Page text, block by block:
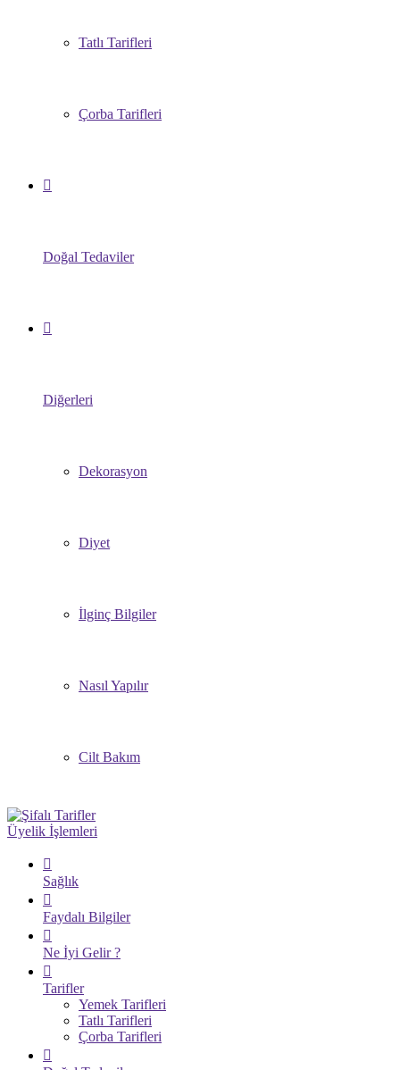
Tatlı Tarifleri
Çorba Tarifleri
Doğal Tedaviler
Diğerleri
Dekorasyon
Diyet
İlginç Bilgiler
Nasıl Yapılır
Cilt Bakım
Üyelik İşlemleri
Sağlık
Faydalı Bilgiler
Ne İyi Gelir ?
Tarifler
Yemek Tarifleri
Tatlı Tarifleri
Çorba Tarifleri